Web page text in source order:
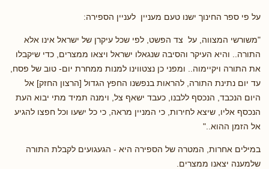
על פי ספר החינוך ישנו טעם מעניין לעניין הספירה:
"משורשי המצווה, על צד הפשט, לפי שכל עיקרן של ישראל אינו אלא
התורה.. והיא העיקר והסיבה שנגאלו ישראל ויצאו ממצרים, כדי שיקבלו
את התורה ויקיימוה.. ומפני כן נצטווינו למנות ממחרת יום- טוב של פסח,
עד יום נתינת התורה, להראות בנפשנו החפץ הגדול [הרצון החזק] אל
היום הנכבד, הנכסף ללבנו, כעבד ישאף צל, וימנה תמיד מתי יבוא העת
הנכסף אליו, שיצא לחירות, כי המניין מראה, כי כל ישעו וכל חפצו להגיע
אל הזמן ההוא.."
במילים אחרות, המטרה של הספירה היא - הגעגועים לקבלת התורה
שלמענה יצאנו ממצרים.